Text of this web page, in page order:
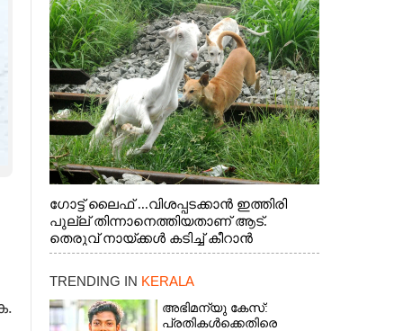
ഗോട്ട് ലൈഫ് ...വിശപ്പടക്കാൻ ഇത്തിരി
പുല്ല് തിന്നാനെത്തിയതാണ് ആട്.
തെരുവ് നായ്ക്കൾ കടിച്ച് കീറാൻ
വന്നതോടെ വയറിന്റെ ആന്തൽ മറന്ന്
വാത്തുരുത്തിയിൽ നിന്നുള്ള കാഴ്ച
TRENDING IN KERALA
അഭിമന്യു കേസ്:
പ്രതികൾക്കെതിരെ